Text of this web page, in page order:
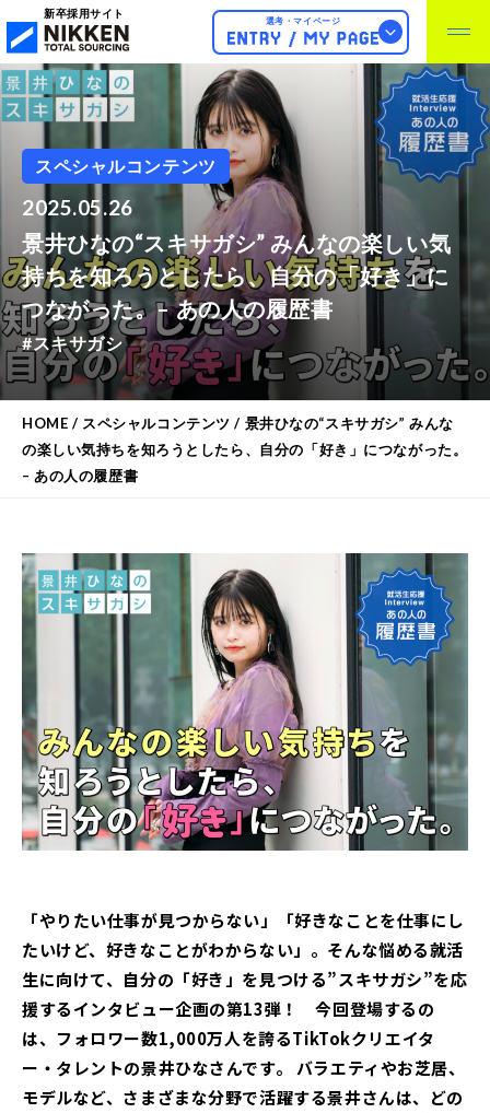
新卒採用サイト
選考・マイページ
スペシャルコンテンツ
2025.05.26
景井ひなの“スキサガシ” みんなの楽しい気
持ちを知ろうとしたら、自分の「好き」に
つながった。– あの人の履歴書
#スキサガシ
HOME / スペシャルコンテンツ / 景井ひなの“スキサガシ” みんな
の楽しい気持ちを知ろうとしたら、自分の「好き」につながった。
– あの人の履歴書
「やりたい仕事が見つからない」「好きなことを仕事にし
たいけど、好きなことがわからない」。そんな悩める就活
生に向けて、自分の「好き」を見つける”スキサガシ”を応
援するインタビュー企画の第13弾！ 今回登場するの
は、フォロワー数1,000万人を誇るTikTokクリエイタ
ー・タレントの景井ひなさんです。 バラエティやお芝居、
モデルなど、さまざまな分野で活躍する景井さんは、どの